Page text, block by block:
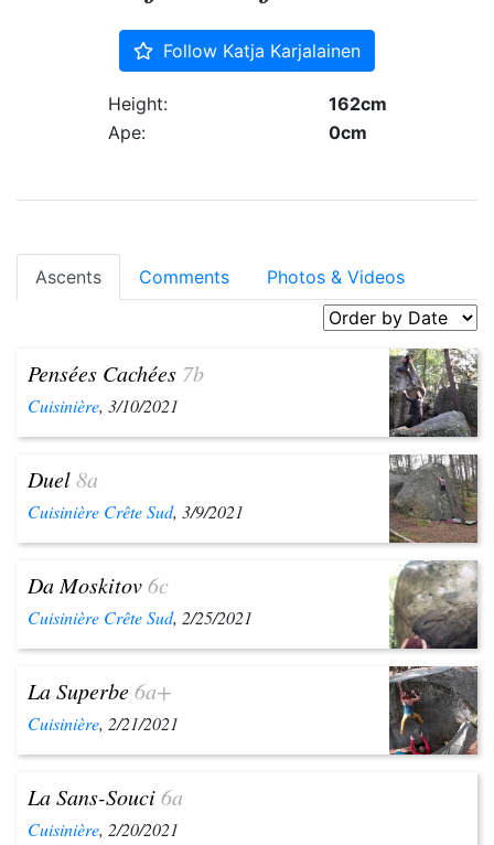
Follow Katja Karjalainen
Height:
162cm
Ape:
0cm
Ascents Comments Photos & Videos
Pensées Cachées 7b
Cuisinière, 3/10/2021
Duel8a
Cuisinière Crête Sud, 3/9/2021
Da Moskitov6c
Cuisinière Crête Sud, 2/25/2021
La Superbe6a+
Cuisinière, 2/21/2021
La Sans-Souci6a
Cuisinière, 2/20/2021